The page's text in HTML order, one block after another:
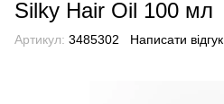
Silky Hair Oil 100 мл
Артикул: 3485302 Написати відгук